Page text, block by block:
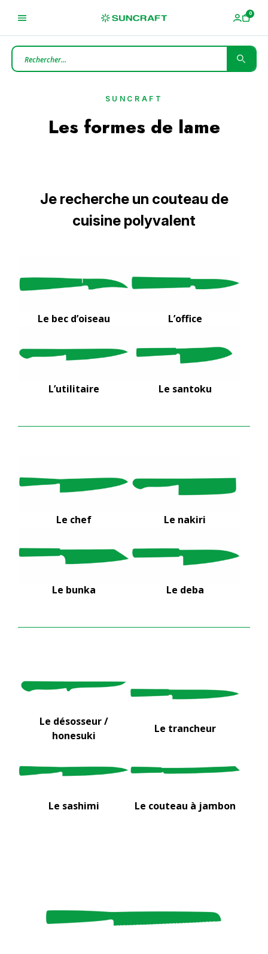
SUNCRAFT
Les formes de lame
Je recherche un couteau de
cuisine polyvalent
Le bec d’oiseau L’office
L’utilitaire Le santoku
Le chef Le nakiri
Le bunka Le deba
Le désosseur /
honesuki
Le trancheur
Le sashimi Le couteau à jambon